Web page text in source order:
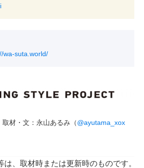
wa-suta.world/
材・文：永山あるみ（@ayutama_xox
、取材時または更新時のものです。